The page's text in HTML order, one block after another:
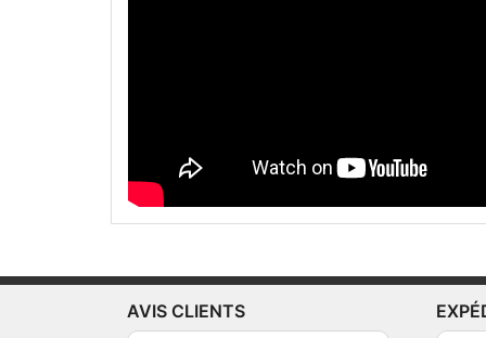
AVIS CLIENTS